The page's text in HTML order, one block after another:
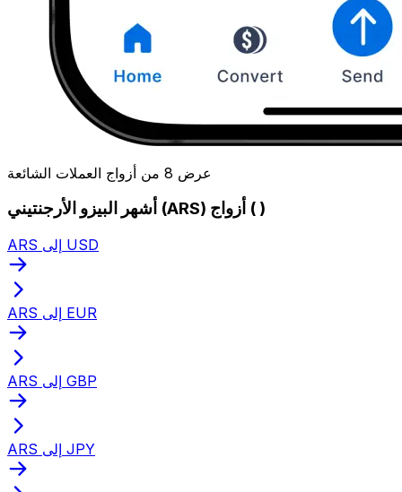
عرض 8 من أزواج العملات الشائعة
أشهر البيزو الأرجنتيني (ARS) أزواج ( )
ARS إلى USD
ARS إلى EUR
ARS إلى GBP
ARS إلى JPY